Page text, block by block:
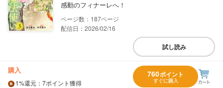
感動のフィナーレへ！
187
配信日：2026/02/16
試し読み
購入
1%還元 ：7ポイント獲得
760ポイント
すぐに購入